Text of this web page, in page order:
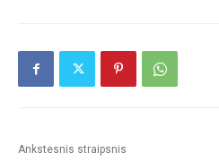
Ankstesnis straipsnis